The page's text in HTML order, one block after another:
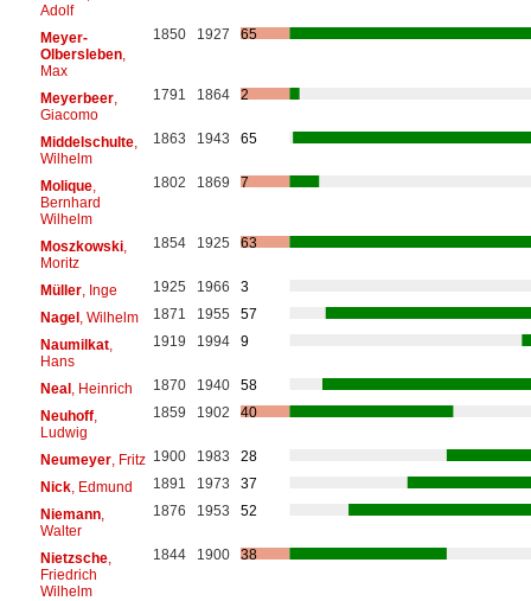
Adolf
Meyer-
Olbersleben,
Max
1850 1927 65
Meyerbeer,
Giacomo
1791 1864 2
Middelschulte,
Wilhelm
1863 1943 65
Molique,
Bernhard
Wilhelm
1802 1869 7
Moszkowski,
Moritz
1854 1925 63
Müller, Inge 1925 1966
3
Nagel, Wilhelm 1871 1955
57
Naumilkat,
Hans
1919 1994 9
Neal, Heinrich 1870 1940
58
Neuhoff,
Ludwig
1859 1902 40
Neumeyer, Fritz 1900 1983
28
Nick, Edmund 1891 1973
37
Niemann,
Walter
1876 1953 52
Nietzsche,
Friedrich
Wilhelm
1844 1900 38